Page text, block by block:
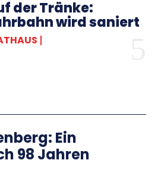
der Tränke:
wird saniert
Ein
98 Jahren